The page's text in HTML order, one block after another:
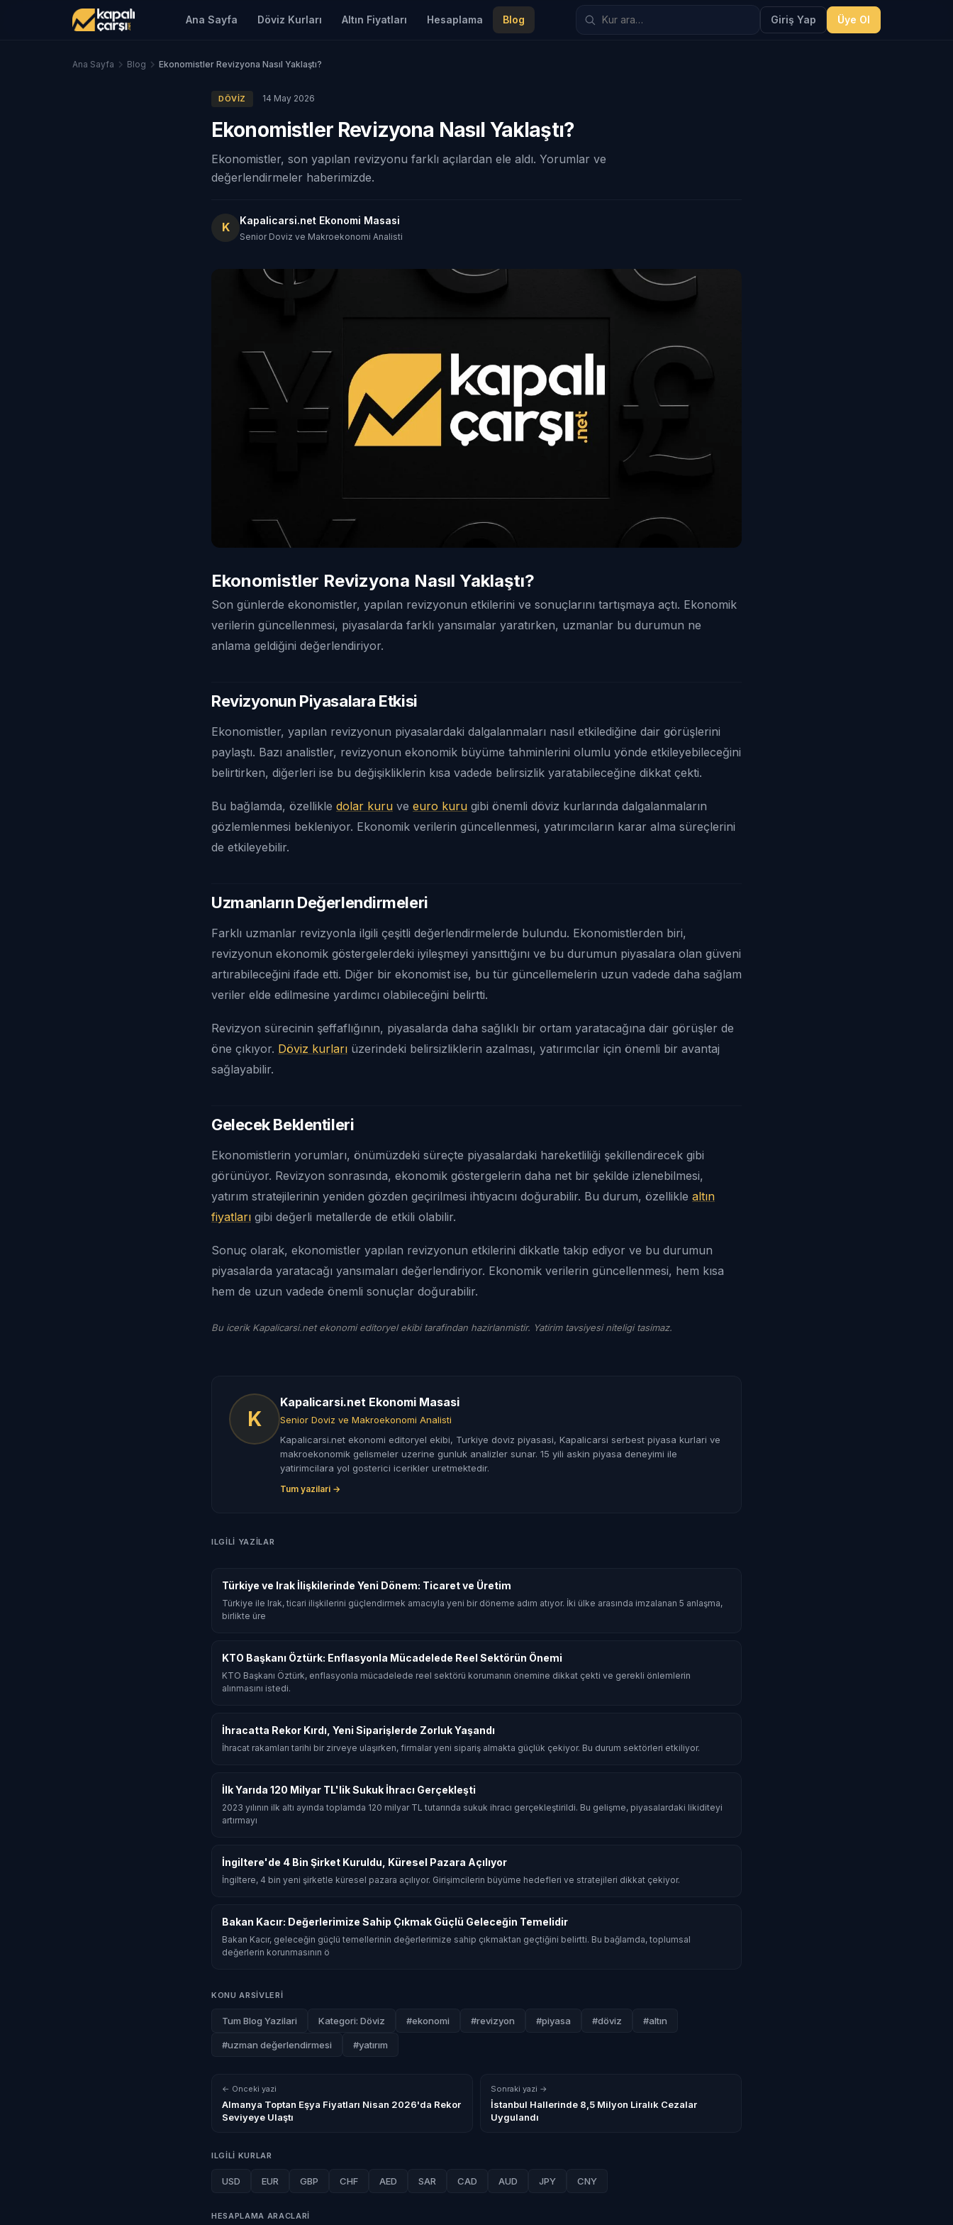
Ana Sayfa Döviz Kurları Altın Fiyatları Hesaplama Blog Giriş Yap Üye Ol
Ana Sayfa Blog Ekonomistler Revizyona Nasıl Yaklaştı?
DÖVIZ 14 May 2026
Ekonomistler Revizyona Nasıl Yaklaştı?
Ekonomistler, son yapılan revizyonu farklı açılardan ele aldı. Yorumlar ve
değerlendirmeler haberimizde.
K Kapalicarsi.net Ekonomi Masasi
Senior Doviz ve Makroekonomi Analisti
Ekonomistler Revizyona Nasıl Yaklaştı?
Son günlerde ekonomistler, yapılan revizyonun etkilerini ve sonuçlarını tartışmaya açtı. Ekonomik
verilerin güncellenmesi, piyasalarda farklı yansımalar yaratırken, uzmanlar bu durumun ne
anlama geldiğini değerlendiriyor.
Revizyonun Piyasalara Etkisi
Ekonomistler, yapılan revizyonun piyasalardaki dalgalanmaları nasıl etkilediğine dair görüşlerini
paylaştı. Bazı analistler, revizyonun ekonomik büyüme tahminlerini olumlu yönde etkileyebileceğini
belirtirken, diğerleri ise bu değişikliklerin kısa vadede belirsizlik yaratabileceğine dikkat çekti.
Bu bağlamda, özellikle dolar kuru ve euro kuru gibi önemli döviz kurlarında dalgalanmaların
gözlemlenmesi bekleniyor. Ekonomik verilerin güncellenmesi, yatırımcıların karar alma süreçlerini
de etkileyebilir.
Uzmanların Değerlendirmeleri
Farklı uzmanlar revizyonla ilgili çeşitli değerlendirmelerde bulundu. Ekonomistlerden biri,
revizyonun ekonomik göstergelerdeki iyileşmeyi yansıttığını ve bu durumun piyasalara olan güveni
artırabileceğini ifade etti. Diğer bir ekonomist ise, bu tür güncellemelerin uzun vadede daha sağlam
veriler elde edilmesine yardımcı olabileceğini belirtti.
Revizyon sürecinin şeffaflığının, piyasalarda daha sağlıklı bir ortam yaratacağına dair görüşler de
öne çıkıyor. Döviz kurları üzerindeki belirsizliklerin azalması, yatırımcılar için önemli bir avantaj
sağlayabilir.
Gelecek Beklentileri
Ekonomistlerin yorumları, önümüzdeki süreçte piyasalardaki hareketliliği şekillendirecek gibi
görünüyor. Revizyon sonrasında, ekonomik göstergelerin daha net bir şekilde izlenebilmesi,
yatırım stratejilerinin yeniden gözden geçirilmesi ihtiyacını doğurabilir. Bu durum, özellikle altın
fiyatları gibi değerli metallerde de etkili olabilir.
Sonuç olarak, ekonomistler yapılan revizyonun etkilerini dikkatle takip ediyor ve bu durumun
piyasalarda yaratacağı yansımaları değerlendiriyor. Ekonomik verilerin güncellenmesi, hem kısa
hem de uzun vadede önemli sonuçlar doğurabilir.
Bu icerik Kapalicarsi.net ekonomi editoryel ekibi tarafindan hazirlanmistir. Yatirim tavsiyesi niteligi tasimaz.
K
Kapalicarsi.net Ekonomi Masasi
Senior Doviz ve Makroekonomi Analisti
Kapalicarsi.net ekonomi editoryel ekibi, Turkiye doviz piyasasi, Kapalicarsi serbest piyasa kurlari ve
makroekonomik gelismeler uzerine gunluk analizler sunar. 15 yili askin piyasa deneyimi ile
yatirimcilara yol gosterici icerikler uretmektedir.
Tum yazilari →
ILGILI YAZILAR
Türkiye ve Irak İlişkilerinde Yeni Dönem: Ticaret ve Üretim
Türkiye ile Irak, ticari ilişkilerini güçlendirmek amacıyla yeni bir döneme adım atıyor. İki ülke arasında imzalanan 5 anlaşma,
birlikte üre
KTO Başkanı Öztürk: Enflasyonla Mücadelede Reel Sektörün Önemi
KTO Başkanı Öztürk, enflasyonla mücadelede reel sektörü korumanın önemine dikkat çekti ve gerekli önlemlerin
alınmasını istedi.
İhracatta Rekor Kırdı, Yeni Siparişlerde Zorluk Yaşandı
İhracat rakamları tarihi bir zirveye ulaşırken, firmalar yeni sipariş almakta güçlük çekiyor. Bu durum sektörleri etkiliyor.
İlk Yarıda 120 Milyar TL'lik Sukuk İhracı Gerçekleşti
2023 yılının ilk altı ayında toplamda 120 milyar TL tutarında sukuk ihracı gerçekleştirildi. Bu gelişme, piyasalardaki likiditeyi
artırmayı
İngiltere'de 4 Bin Şirket Kuruldu, Küresel Pazara Açılıyor
İngiltere, 4 bin yeni şirketle küresel pazara açılıyor. Girişimcilerin büyüme hedefleri ve stratejileri dikkat çekiyor.
Bakan Kacır: Değerlerimize Sahip Çıkmak Güçlü Geleceğin Temelidir
Bakan Kacır, geleceğin güçlü temellerinin değerlerimize sahip çıkmaktan geçtiğini belirtti. Bu bağlamda, toplumsal
değerlerin korunmasının ö
KONU ARSIVLERI
Tum Blog Yazilari Kategori: Döviz #ekonomi #revizyon #piyasa #döviz #altın
#uzman değerlendirmesi #yatırım
← Onceki yazi
Almanya Toptan Eşya Fiyatları Nisan 2026'da Rekor
Seviyeye Ulaştı
Sonraki yazi →
İstanbul Hallerinde 8,5 Milyon Liralık Cezalar
Uygulandı
ILGILI KURLAR
USD EUR GBP CHF AED SAR CAD AUD JPY CNY
HESAPLAMA ARACLARI